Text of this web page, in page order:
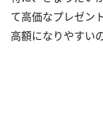
て高価なプレゼン
高額になりやすい